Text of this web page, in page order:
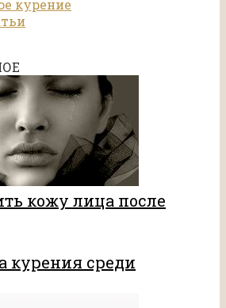
курение
кожу лица после
курения среди